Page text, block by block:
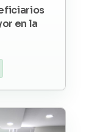
en la